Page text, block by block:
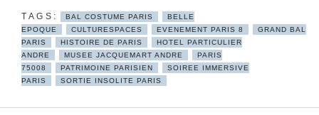
BAL COSTUME PARIS
BELLE
EPOQUE
CULTURESPACES EVENEMENT PARIS 8
GRAND BAL
PARIS
HISTOIRE DE PARIS
HOTEL PARTICULIER
ANDRE
MUSEE JACQUEMART ANDRE
PARIS
75008
PATRIMOINE PARISIEN
SOIREE IMMERSIVE
PARIS
SORTIE INSOLITE PARIS